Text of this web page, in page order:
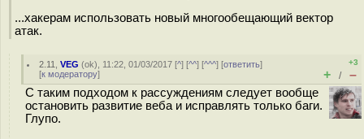
...хакерам использовать новый многообещающий вектор
атак.
2.11 ,VEG (ok), 11:22, 01/03/2017 [^] [^^] [^^^] [ответить]
[к модератору]
+3
+ / –
С таким подходом к рассуждениям следует вообще
остановить развитие веба и исправлять только баги.
Глупо.